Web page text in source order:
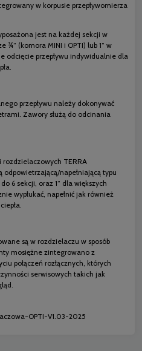
w korpusie przepływomierza
jest na każdej sekcji w
¾” (komora MINI i OPTI) lub 1” w
odcięcie przepływu indywidualnie dla
przepływu należy dokonywać
Zawory służą do odcinania
TERRA
napełniającą typu
6 sekcji, oraz 1” dla większych
wypłukać, napełnić jak również
są w rozdzielaczu w sposób
mosiężne zintegrowano z
połączeń rozłącznych, których
serwisowych takich jak
OPTI-V1.03-2025